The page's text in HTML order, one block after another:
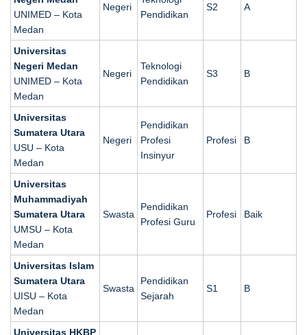
UNIMED – Kota
Medan
Negeri
Pendidikan
S2 A
Universitas
Negeri Medan
UNIMED – Kota
Medan
Negeri
Teknologi
Pendidikan
S3 B
Universitas
Sumatera Utara
USU – Kota
Medan
Negeri
Pendidikan
Profesi
Insinyur
Profesi B
Universitas
Muhammadiyah
Sumatera Utara
UMSU – Kota
Medan
Swasta
Pendidikan
Profesi Guru
Profesi Baik
Universitas Islam
Sumatera Utara
UISU – Kota
Medan
Swasta
Pendidikan
Sejarah
S1 B
Universitas HKBP